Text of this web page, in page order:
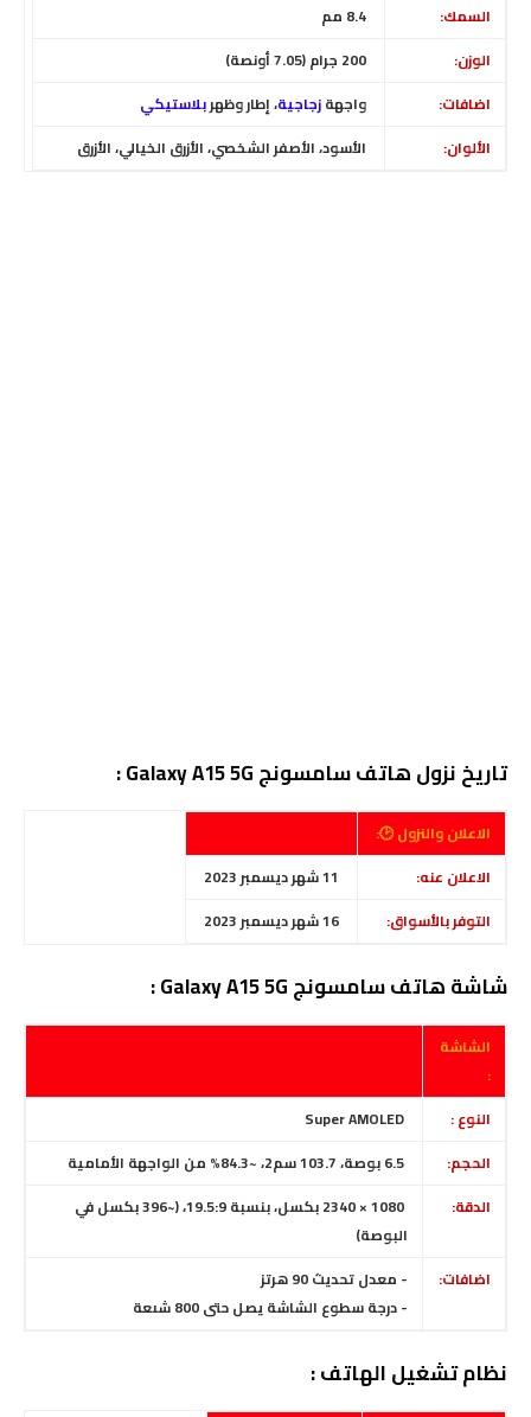
السمك:
8.4 مم
الوزن:
200 جرام (7.05 أونصة)
اضافات:
واجهةزجاجية، إطاروظهربلاستيكي
الألوان:
الأسود، الأصفر الشخصي، الأزرق الخيالي، الأزرق
تاريخ نزول هاتف سامسونج Galaxy A15 5G :
الاعلان والنزول 🕑:
الاعلان عنه:
التوفر بالأسواق:
16 شهر ديسمبر 2023
شاشة هاتف سامسونج Galaxy A15 5G :
الشاشة
:
النوع :
الحجم:
6.5 بوصة، 103.7 سم2، ~84.3% من الواجهة الأمامية
الدقة:
1080 × 2340 بكسل، بنسبة 19.5:9، (~396 بكسل في
البوصة)
اضافات:
- معدل تحديث 90 هرتز
- درجة سطوع الشاشة يصل حتى 800 شىعة
نظام تشغيل الهاتف :